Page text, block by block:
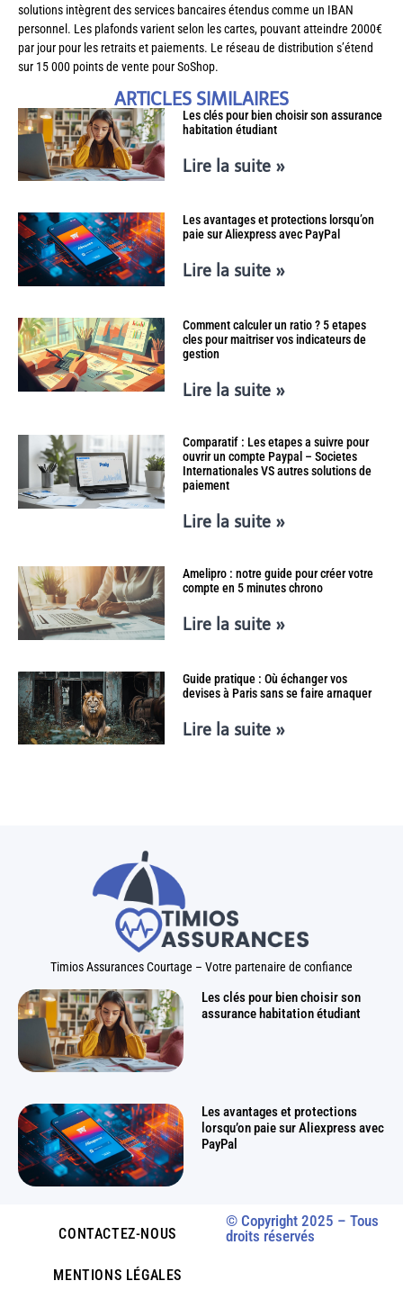
solutions intègrent des services bancaires étendus comme un IBAN
personnel. Les plafonds varient selon les cartes, pouvant atteindre 2000€
par jour pour les retraits et paiements. Le réseau de distribution s’étend
sur 15 000 points de vente pour SoShop.
ARTICLES SIMILAIRES
Les clés pour bien choisir son assurance
habitation étudiant
Lire la suite »
Les avantages et protections lorsqu’on
paie sur Aliexpress avec PayPal
Lire la suite »
Comment calculer un ratio ? 5 etapes
cles pour maitriser vos indicateurs de
gestion
Lire la suite »
Comparatif : Les etapes a suivre pour
ouvrir un compte Paypal – Societes
Internationales VS autres solutions de
paiement
Lire la suite »
Amelipro : notre guide pour créer votre
compte en 5 minutes chrono
Lire la suite »
Guide pratique : Où échanger vos
devises à Paris sans se faire arnaquer
Lire la suite »
Les clés pour bien choisir son
assurance habitation étudiant
Les avantages et protections
lorsqu’on paie sur Aliexpress avec
PayPal
Timios Assurances Courtage – Votre partenaire de confiance
CONTACTEZ-NOUS
MENTIONS LÉGALES
© Copyright 2025 – Tous
droits réservés